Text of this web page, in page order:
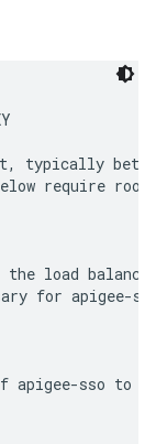
typically
require root
the load
for apigee-
apigee-sso to